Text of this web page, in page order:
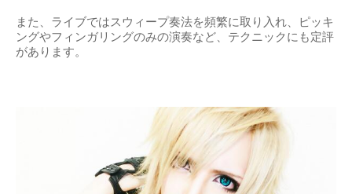
また、ライブではスウィープ奏法を頻繁に取り入れ、ピッキ
ングやフィンガリングのみの演奏など、テクニックにも定評
があります。